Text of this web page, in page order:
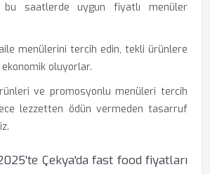
bu saatlerde uygun fiyatlı menüler
menülerini tercih edin, tekli ürünlere
oluyorlar.
ve promosyonlu menüleri tercih
lezzetten ödün vermeden tasarruf
Çekya'da fast food fiyatları